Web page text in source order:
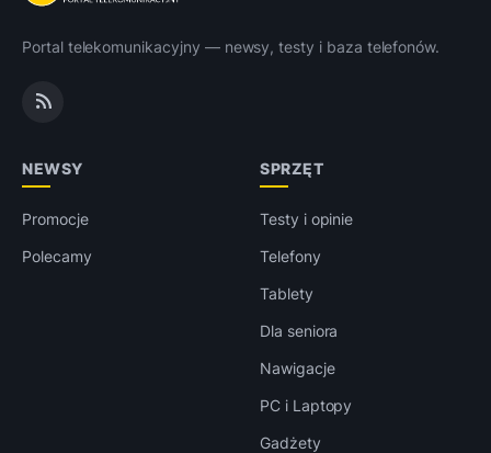
Portal telekomunikacyjny — newsy, testy i baza telefonów.
NEWSY
Promocje
Polecamy
SPRZĘT
Testy i opinie
Telefony
Tablety
Dla seniora
Nawigacje
PC i Laptopy
Gadżety